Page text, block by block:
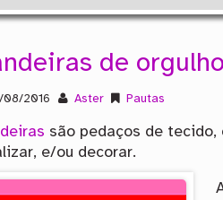
de orgulho
08/2016 Aster Pautas
são pedaços de
e/ou decorar.